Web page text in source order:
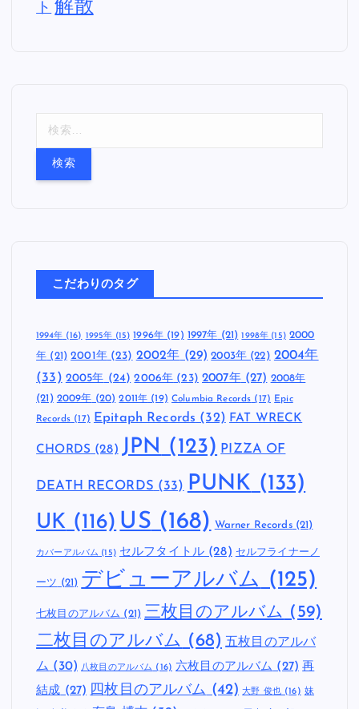
ト 解散
こだわりのタグ
1994年(16) 1995年 (15) 1996年(19) 1997年 (21) 1998年 (15) 2000
年 (21) 2001年(23) 2002年 (29) 2003年 (22) 2004年
(33) 2005年 (24) 2006年 (23) 2007年(27) 2008年
(21) 2009年 (20) 2011年 (19) Columbia Records (17) Epic
Records (17) Epitaph Records (32) FAT WRECK
CHORDS (28) JPN (123) PIZZA OF
DEATH RECORDS (33) PUNK (133)
UK (116) US (168) Warner Records(21)
カバーアルバム (15) セルフタイトル(28) セルフライナーノ
ーツ (21) デビューアルバム (125)
七枚目のアルバム (21) 三枚目のアルバム (59)
二枚目のアルバム (68) 五枚目のアルバ
ム (30) 八枚目のアルバム (16) 六枚目のアルバム (27) 再
結成 (27) 四枚目のアルバム (42) 大野 俊也(16) 妹